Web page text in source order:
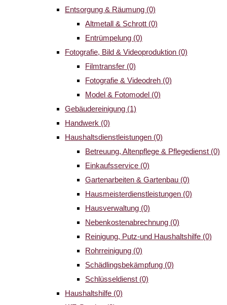
Entsorgung & Räumung (0)
Altmetall & Schrott (0)
Entrümpelung (0)
Fotografie, Bild & Videoproduktion (0)
Filmtransfer (0)
Fotografie & Videodreh (0)
Model & Fotomodel (0)
Gebäudereinigung (1)
Handwerk (0)
Haushaltsdienstleistungen (0)
Betreuung, Altenpflege & Pflegedienst (0)
Einkaufsservice (0)
Gartenarbeiten & Gartenbau (0)
Hausmeisterdienstleistungen (0)
Hausverwaltung (0)
Nebenkostenabrechnung (0)
Reinigung, Putz-und Haushaltshilfe (0)
Rohrreinigung (0)
Schädlingsbekämpfung (0)
Schlüsseldienst (0)
Haushaltshilfe (0)